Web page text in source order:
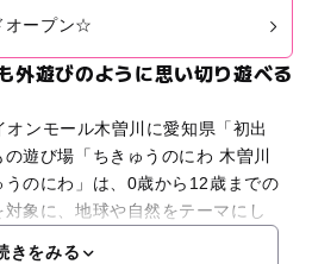
オープン☆
外遊びのように思い切り遊べる
ンモール木曽川に愛知県「初出
遊び場「ちきゅうのにわ 木曽川
のにわ」は、0歳から12歳までの
象に、地球や自然をテーマにし
ウンドです。「ちきゅうのに
きをみる